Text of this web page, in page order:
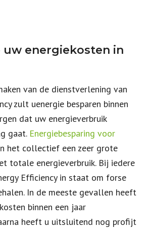
uw energiekosten in
van de dienstverlening van
zult uenergie besparen binnen
dat uw energieverbruik
gaat. Energiebesparing voor
het collectief een zeer grote
totale energieverbruik. Bij iedere
Efficiency in staat om forse
In de meeste gevallen heeft
binnen een jaar
heeft u uitsluitend nog profijt